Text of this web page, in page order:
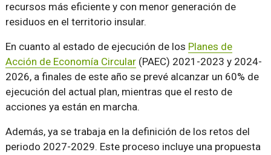
recursos más eficiente y con menor generación de
residuos en el territorio insular.
En cuanto al estado de ejecución de los Planes de
Acción de Economía Circular(PAEC) 2021-2023 y 2024-
2026, a finales de este año se prevé alcanzar un 60% de
ejecución del actual plan, mientras que el resto de
acciones ya están en marcha.
Además, ya se trabaja en la definición de los retos del
periodo 2027-2029. Este proceso incluye una propuesta